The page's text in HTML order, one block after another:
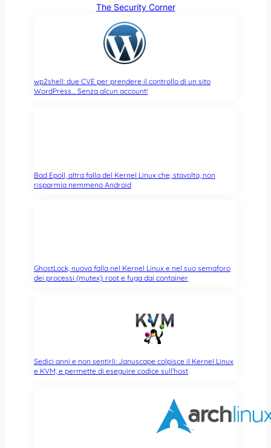
The Security Corner
wp2shell: due CVE per prendere il controllo di un sito
WordPress… Senza alcun account!
Bad Epoll, altra falla del Kernel Linux che, stavolta, non
risparmia nemmeno Android
GhostLock, nuova falla nel Kernel Linux e nel suo semaforo
dei processi (mutex): root e fuga dai container
Sedici anni e non sentirli: Januscape colpisce il Kernel Linux
e KVM, e permette di eseguire codice sull’host